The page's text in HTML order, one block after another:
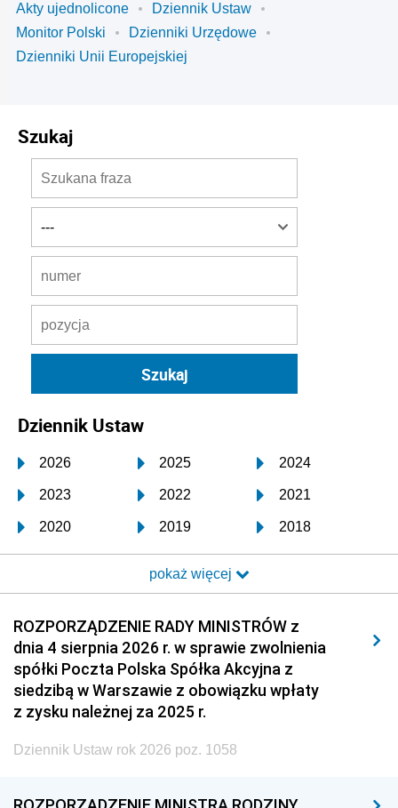
Akty ujednolicone
Dziennik Ustaw
Monitor Polski
Dzienniki Urzędowe
Dzienniki Unii Europejskiej
Szukaj
Dziennik Ustaw
2026 2025 2024
2023 2022 2021
2020 2019 2018
2017 2016 2015
2014 2013 2012
2011 2010 2009
2008 2007 2006
2005 2004 2003
2002 2001
1999 1998
pokaż więcej
ROZPORZĄDZENIE RADY MINISTRÓW z
dnia 4 sierpnia 2026 r. w sprawie zwolnienia
spółki Poczta Polska Spółka Akcyjna z
siedzibą w Warszawie z obowiązku wpłaty
z zysku należnej za 2025 r.
Dziennik Ustaw rok 2026 poz. 1058